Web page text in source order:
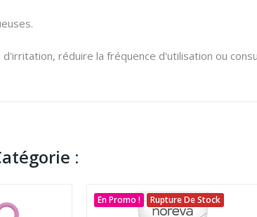
réduire la fréquence d'utilisation ou
:
En Promo ! Rupture De Stock